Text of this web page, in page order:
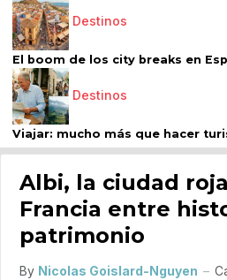
Destinos
El boom de los city breaks en
Destinos
Viajar: mucho más que hacer
Albi, la ciudad
Francia entre
patrimonio
By Nicolas Goislard-Nguyen